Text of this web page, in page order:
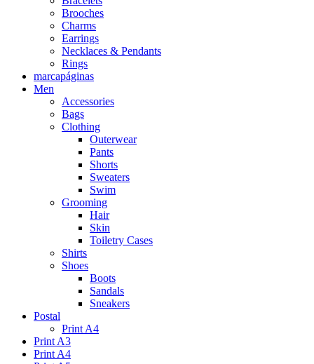
Brooches
Charms
Earrings
Necklaces & Pendants
Rings
marcapáginas
Men
Accessories
Bags
Clothing
Outerwear
Pants
Shorts
Sweaters
Swim
Grooming
Hair
Skin
Toiletry Cases
Shirts
Shoes
Boots
Sandals
Sneakers
Postal
Print A4
Print A3
Print A4